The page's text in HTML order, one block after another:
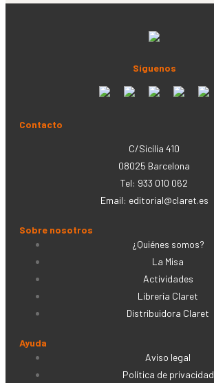
Síguenos
Contacto
C/Sicília 410
08025 Barcelona
Tel: 933 010 062
Email: editorial@claret.es
Sobre nosotros
¿Quiénes somos?
La Misa
Actividades
Librería Claret
Distribuidora Claret
Ayuda
Aviso legal
Política de privacidad